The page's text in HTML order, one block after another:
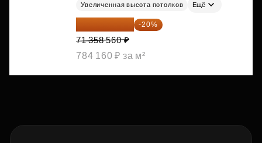
Увеличенная высота потолков Ещё
57 086 848 ₽ -20%
71 358 560 ₽
784 160 ₽ за м²